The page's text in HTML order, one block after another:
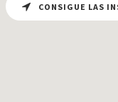
CONSIGUE LAS